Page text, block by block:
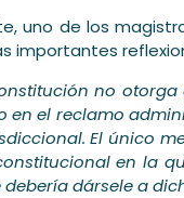
uno de los
importantes
no
en el reclamo
El único
en la
dársele a